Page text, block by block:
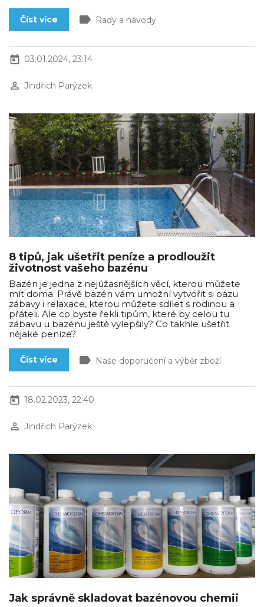
Číst více label Rady a návody
today 03.01.2024, 23:14
perm_identity Jindřich Parýzek
8 tipů, jak ušetřit peníze a prodloužit
životnost vašeho bazénu
Bazén je jedna z nejúžasnějších věcí, kterou můžete
mít doma. Právě bazén vám umožní vytvořit si oázu
zábavy i relaxace, kterou můžete sdílet s rodinou a
přáteli. Ale co byste řekli tipům, které by celou tu
zábavu u bazénu ještě vylepšily? Co takhle ušetřit
nějaké peníze?
Číst více label Naše doporučení a výběr zboží
today 18.02.2023, 22:40
perm_identity Jindřich Parýzek
Jak správně skladovat bazénovou chemii